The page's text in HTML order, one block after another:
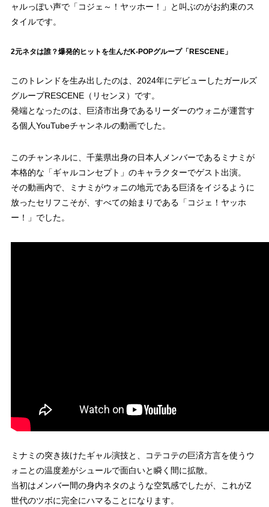
ャルっぽい声で「コジェ～！ヤッホー！」と叫ぶのがお約束のス
タイルです。
2元ネタは誰？爆発的ヒットを生んだK-POPグループ「RESCENE」
このトレンドを生み出したのは、2024年にデビューしたガールズ
グループRESCENE（リセンヌ）です。
発端となったのは、巨済市出身であるリーダーのウォニが運営す
る個人YouTubeチャンネルの動画でした。
このチャンネルに、千葉県出身の日本人メンバーであるミナミが
本格的な「ギャルコンセプト」のキャラクターでゲスト出演。
その動画内で、ミナミがウォニの地元である巨済をイジるように
放ったセリフこそが、すべての始まりである「コジェ！ヤッホ
ー！」でした。
ミナミの突き抜けたギャル演技と、コテコテの巨済方言を使うウ
ォニとの温度差がシュールで面白いと瞬く間に拡散。
当初はメンバー間の身内ネタのような空気感でしたが、これがZ
世代のツボに完全にハマることになります。